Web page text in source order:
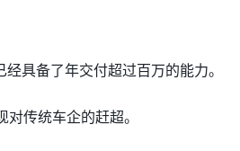
具备了年交付超过百万的能力。
传统车企的赶超。